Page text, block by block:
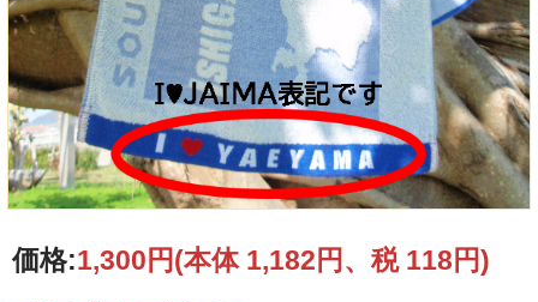
ょうか？
価格:1,300円(本体 1,182円、税 118円)